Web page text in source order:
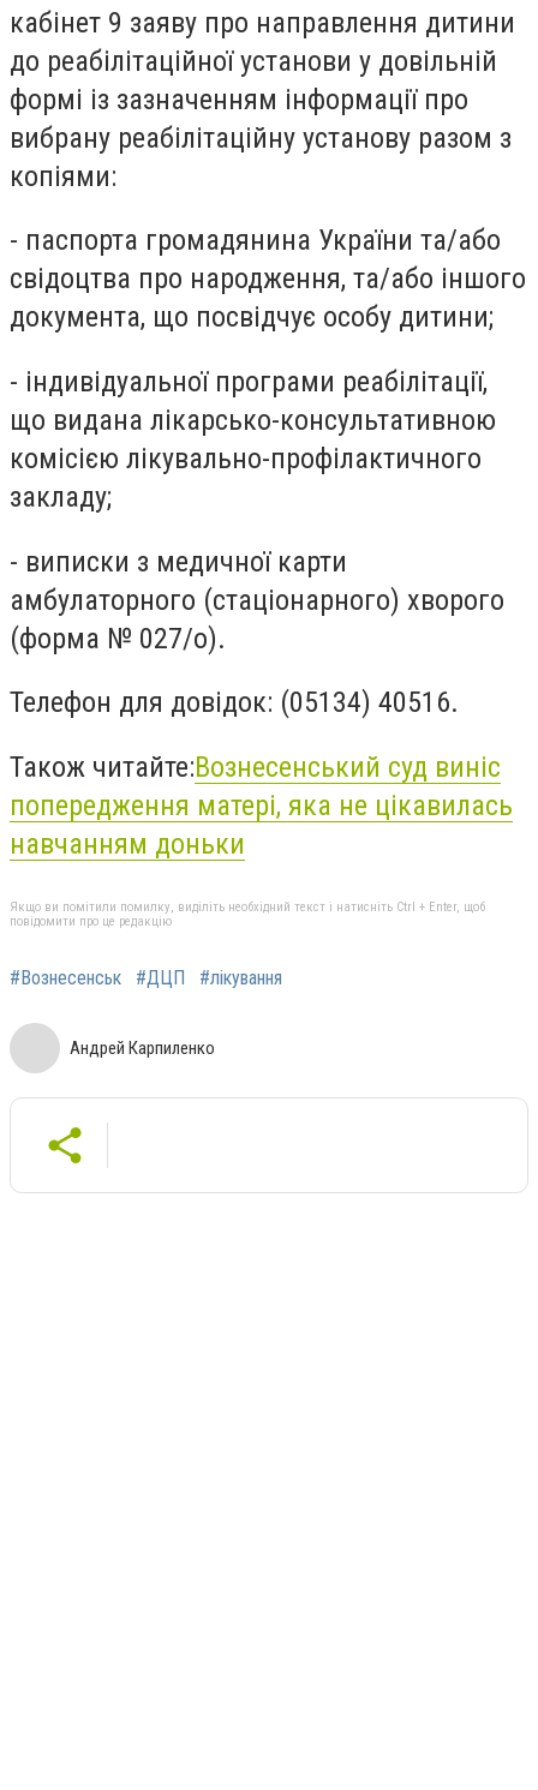
кабінет 9 заяву про направлення дитини
до реабілітаційної установи у довільній
формі із зазначенням інформації про
вибрану реабілітаційну установу разом з
копіями:
- паспорта громадянина України та/або
свідоцтва про народження, та/або іншого
документа, що посвідчує особу дитини;
- індивідуальної програми реабілітації,
що видана лікарсько-консультативною
комісією лікувально-профілактичного
закладу;
- виписки з медичної карти
амбулаторного (стаціонарного) хворого
(форма № 027/о).
Телефон для довідок: (05134) 40516.
Також читайте:Вознесенський суд виніс
попередження матері, яка не цікавилась
навчанням доньки
Якщо ви помітили помилку, виділіть необхідний текст і натисніть Ctrl + Enter, щоб
повідомити про це редакцію
#Вознесенськ #ДЦП #лікування
Андрей Карпиленко